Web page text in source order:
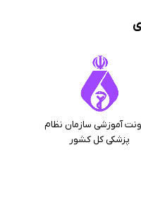
آموزشی سازمان نظام
پزشکی کل کشور